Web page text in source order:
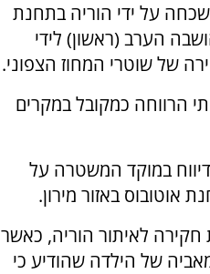
על ידי הוריה בתחנת
הערב (ראשון) לידי
של שוטרי המחוז הצפוני.
הרווחה כמקובל במקרים
במוקד המשטרה על
באזור מירון.
חקירה לאיתור הוריה, כאשר
של הילדה שהודיע כי